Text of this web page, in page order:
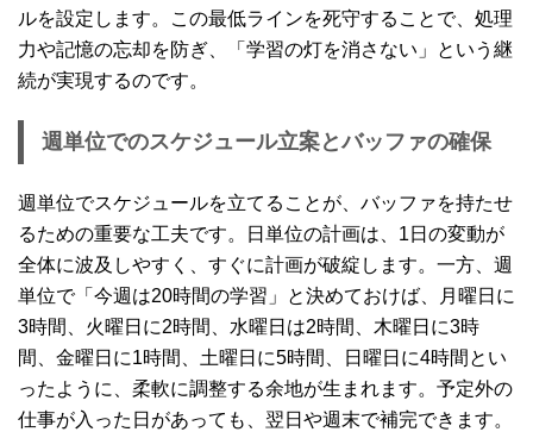
ルを設定します。この最低ラインを死守することで、処理
力や記憶の忘却を防ぎ、「学習の灯を消さない」という継
続が実現するのです。
週単位でのスケジュール立案とバッファの確保
週単位でスケジュールを立てることが、バッファを持たせ
るための重要な工夫です。日単位の計画は、1日の変動が
全体に波及しやすく、すぐに計画が破綻します。一方、週
単位で「今週は20時間の学習」と決めておけば、月曜日に
3時間、火曜日に2時間、水曜日は2時間、木曜日に3時
間、金曜日に1時間、土曜日に5時間、日曜日に4時間とい
ったように、柔軟に調整する余地が生まれます。予定外の
仕事が入った日があっても、翌日や週末で補完できます。